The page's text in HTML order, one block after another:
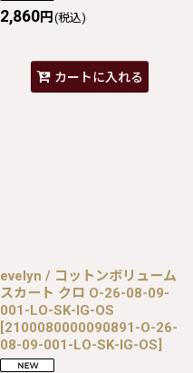
2,860円 (税込)
カートに入れる
evelyn / コットンボリューム
スカート クロ O-26-08-09-
001-LO-SK-IG-OS
[2100080000090891-O-26-
08-09-001-LO-SK-IG-OS]